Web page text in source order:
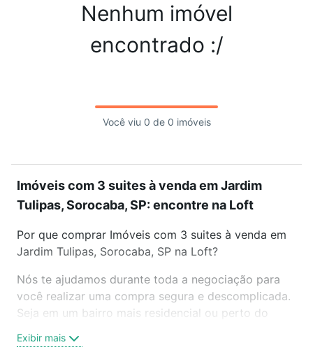
Nenhum imóvel
encontrado :/
Você viu 0 de 0 imóveis
Imóveis com 3 suites à venda em Jardim
Tulipas, Sorocaba, SP: encontre na Loft
Por que comprar Imóveis com 3 suites à venda em
Jardim Tulipas, Sorocaba, SP na Loft?
Nós te ajudamos durante toda a negociação para
você realizar uma compra segura e descomplicada.
Seja em um bairro mais residencial ou perto do
oferta ideal de Imóveis com 3 suites à venda em
Exibir mais